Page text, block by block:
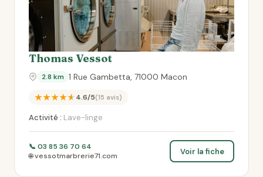
Thomas Vessot
2.8 km 1 Rue Gambetta, 71000 Macon
★★★★★4.6/5(15 avis)
Activité : Lave-linge
📞 03 85 36 70 64
🌐 vessotmarbrerie71.com
Voir la fiche